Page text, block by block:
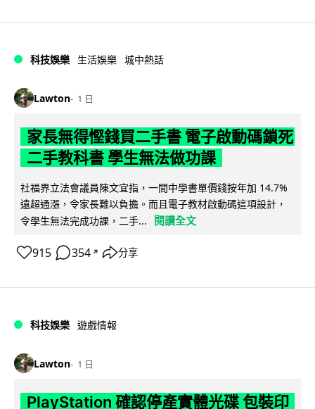
科技娛樂 生活娛樂 城中熱話
Lawton 1 日
家長無得慳錢買二手書 電子啟動碼鎖死
二手教科書 學生無法做功課
社福界立法會議員陳文宜指，一間中學書單價錢按年加 14.7%
遠超通漲，令家長難以負擔。而且電子教材啟動碼這項設計，
令學生無法完成功課，二手...
閱讀全文
915 354 ↗ 分享
科技娛樂 遊戲情報
Lawton 1 日
PlayStation 確認停產實體光碟 包裝印